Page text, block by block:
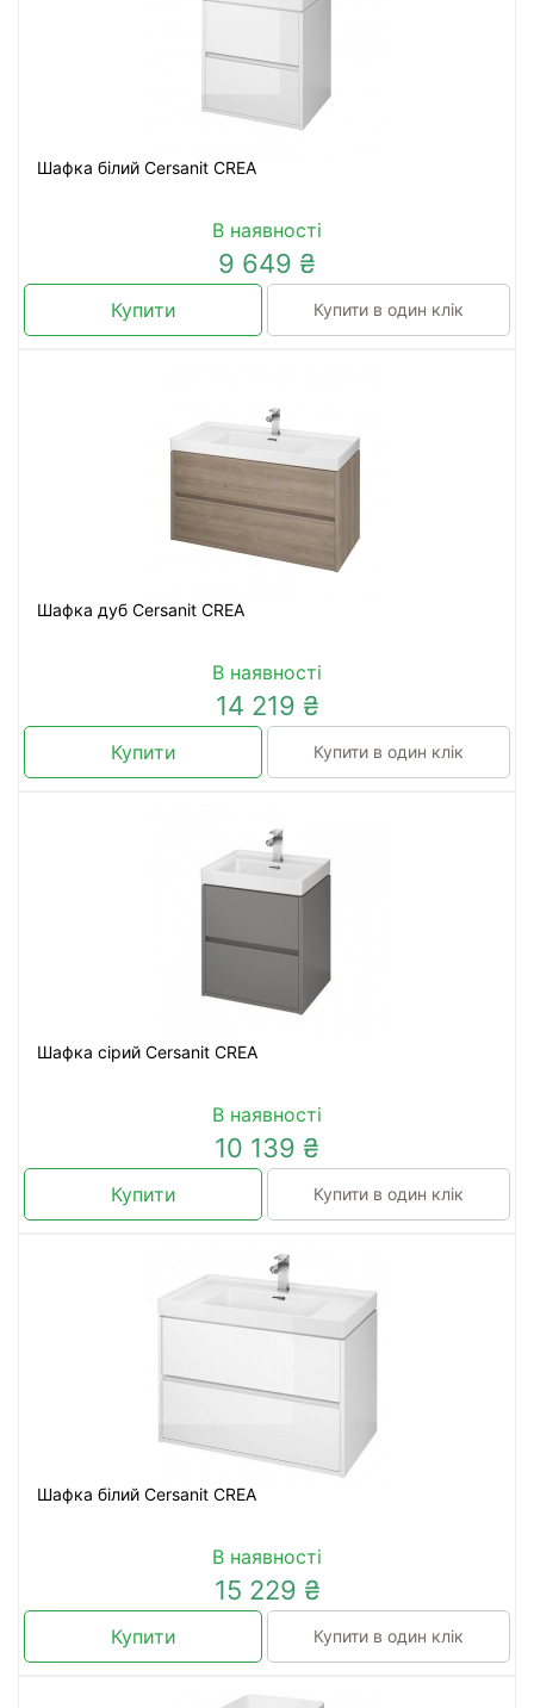
Шафка білий Cersanit CREA
В наявності
9 649 ₴
Купити Купити в один клік
Шафка дуб Cersanit CREA
В наявності
14 219 ₴
Купити Купити в один клік
Шафка сірий Cersanit CREA
В наявності
10 139 ₴
Купити Купити в один клік
Шафка білий Cersanit CREA
В наявності
15 229 ₴
Купити Купити в один клік